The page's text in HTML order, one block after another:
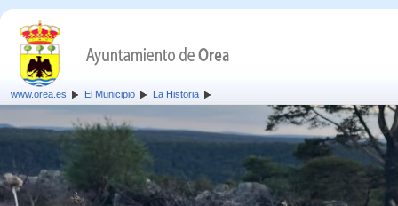
www.orea.es El Municipio La Historia